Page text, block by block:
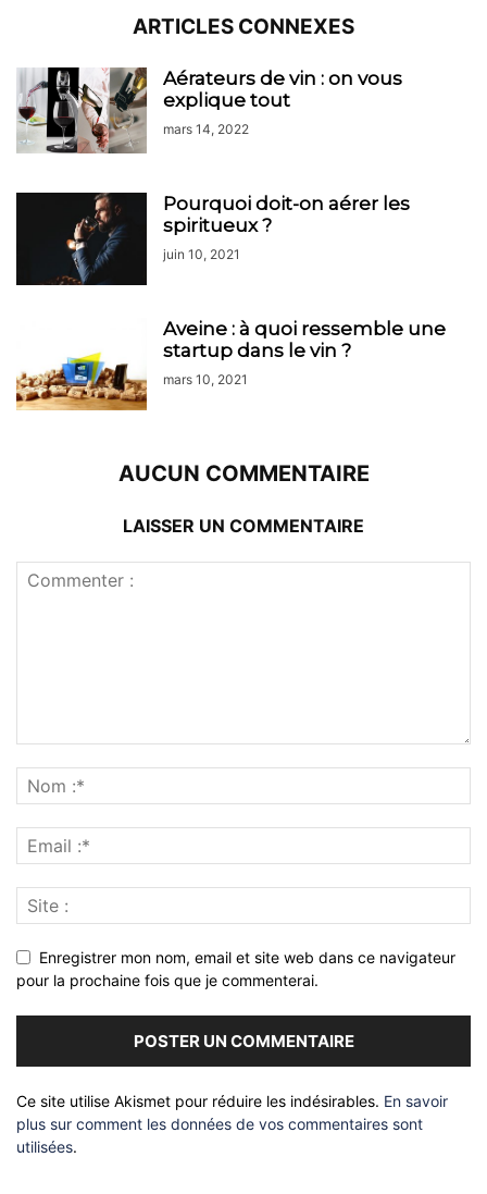
ARTICLES CONNEXES
Aérateurs de vin : on vous
explique tout
mars 14, 2022
Pourquoi doit-on aérer les
spiritueux ?
juin 10, 2021
Aveine : à quoi ressemble une
startup dans le vin ?
mars 10, 2021
AUCUN COMMENTAIRE
LAISSER UN COMMENTAIRE
Enregistrer mon nom, email et site web dans ce navigateur
pour la prochaine fois que je commenterai.
Ce site utilise Akismet pour réduire les indésirables. En savoir
plus sur comment les données de vos commentaires sont
utilisées.